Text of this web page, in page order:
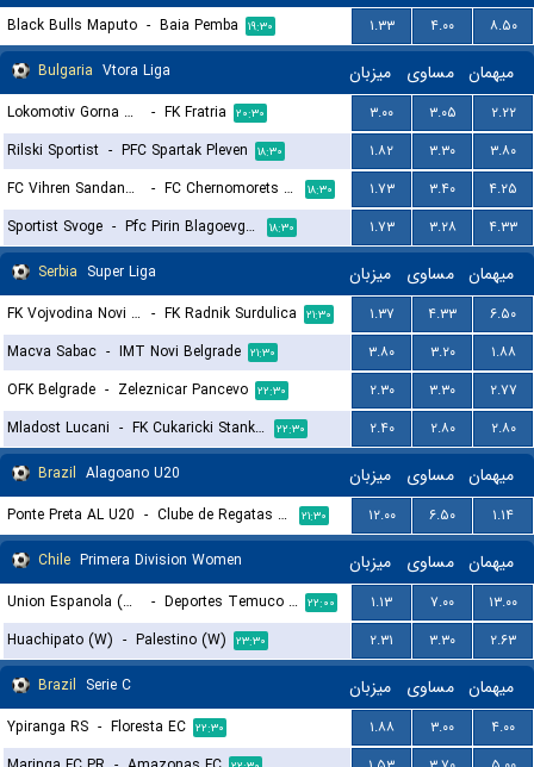
Black Bulls Maputo - Baia Pemba ۱۹:۳۰ ۱.۳۳ ۴.۰۰
۸.۵۰
Bulgaria Vtora Liga میزبان مساوی میهمان
Lokomotiv Gorna Oryahovitsa - FK Fratria ۲۰:۳۰ ۳.۰۰ ۳.۰۵
۲.۲۲
Rilski Sportist - PFC Spartak Pleven ۱۸:۳۰ ۱.۸۲ ۳.۳۰
۳.۸۰
FC Vihren Sandanski
- FC Chernomorets 1919 Burgas ۱۸:۳۰ ۱.۷۳ ۳.۴۰
۴.۲۵
Sportist Svoge - Pfc Pirin Blagoevgrad ۱۸:۳۰ ۱.۷۳ ۳.۲۸
۴.۳۳
Serbia Super Liga میزبان مساوی میهمان
FK Vojvodina Novi Sad - FK Radnik Surdulica ۲۱:۳۰ ۱.۳۷ ۴.۳۳
۶.۵۰
Macva Sabac - IMT Novi Belgrade ۲۱:۳۰ ۳.۸۰ ۳.۲۰
۱.۸۸
OFK Belgrade - Zeleznicar Pancevo ۲۲:۳۰ ۲.۳۰ ۳.۳۰
۲.۷۷
Mladost Lucani - FK Cukaricki Stankom ۲۲:۳۰ ۲.۴۰ ۲.۸۰
۲.۸۰
Brazil Alagoano U20 میزبان مساوی میهمان
Ponte Preta AL U20 - Clube de Regatas Brasil U20 ۲۱:۳۰ ۱۲.۰۰ ۶.۵۰
۱.۱۴
Chile Primera Division Women میزبان مساوی میهمان
Union Espanola (W) - Deportes Temuco (W) ۲۲:۰۰ ۱.۱۳ ۷.۰۰
۱۳.۰۰
Huachipato (W) - Palestino (W) ۲۳:۳۰ ۲.۳۱ ۳.۳۰
۲.۶۳
Brazil Serie C میزبان مساوی میهمان
Ypiranga RS - Floresta EC ۲۲:۳۰ ۱.۸۸ ۳.۰۰
۴.۰۰